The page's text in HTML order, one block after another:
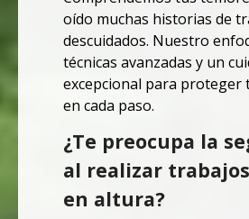
oído muchas historias de
descuidados. Nuestro
técnicas avanzadas y un
excepcional para proteger
en cada paso.
¿Te preocupa la
al realizar
en altura?